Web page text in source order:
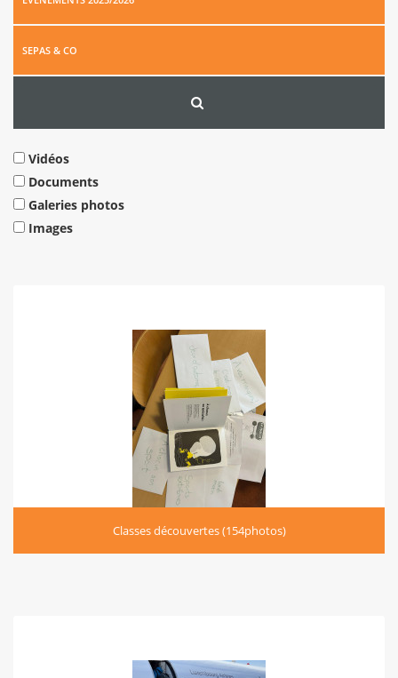
SEPAS & CO
Vidéos
Documents
Galeries photos
Images
Classes découvertes (154photos)